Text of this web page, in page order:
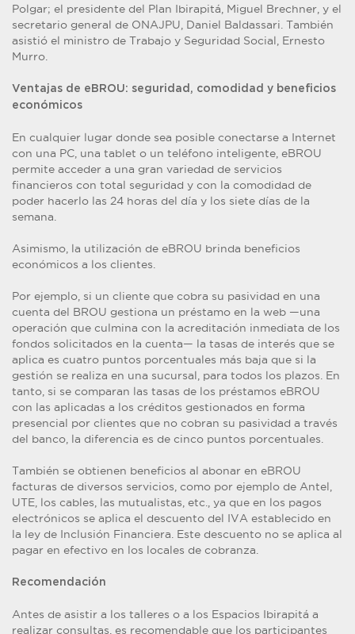
Polgar; el presidente del Plan Ibirapitá, Miguel Brechner, y el
secretario general de ONAJPU, Daniel Baldassari. También
asistió el ministro de Trabajo y Seguridad Social, Ernesto
Murro.
Ventajas de eBROU: seguridad, comodidad y beneficios
económicos
En cualquier lugar donde sea posible conectarse a Internet
con una PC, una tablet o un teléfono inteligente, eBROU
permite acceder a una gran variedad de servicios
financieros con total seguridad y con la comodidad de
poder hacerlo las 24 horas del día y los siete días de la
semana.
Asimismo, la utilización de eBROU brinda beneficios
económicos a los clientes.
Por ejemplo, si un cliente que cobra su pasividad en una
cuenta del BROU gestiona un préstamo en la web —una
operación que culmina con la acreditación inmediata de los
fondos solicitados en la cuenta— la tasas de interés que se
aplica es cuatro puntos porcentuales más baja que si la
gestión se realiza en una sucursal, para todos los plazos. En
tanto, si se comparan las tasas de los préstamos eBROU
con las aplicadas a los créditos gestionados en forma
presencial por clientes que no cobran su pasividad a través
del banco, la diferencia es de cinco puntos porcentuales.
También se obtienen beneficios al abonar en eBROU
facturas de diversos servicios, como por ejemplo de Antel,
UTE, los cables, las mutualistas, etc., ya que en los pagos
electrónicos se aplica el descuento del IVA establecido en
la ley de Inclusión Financiera. Este descuento no se aplica al
pagar en efectivo en los locales de cobranza.
Recomendación
Antes de asistir a los talleres o a los Espacios Ibirapitá a
realizar consultas, es recomendable que los participantes